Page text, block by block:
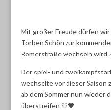
Mit großer Freude dürfen
Torben Schön zur
Römerstraße wechseln wird
Der spiel- und
wechselte vor dieser Saison
ab dem Sommer nun wieder
überstreifen 💛🖤